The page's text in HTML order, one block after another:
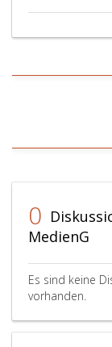
0
MedienG
Es sind keine
vorhanden.